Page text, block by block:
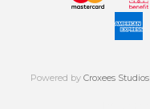
Powered by Croxees Studios